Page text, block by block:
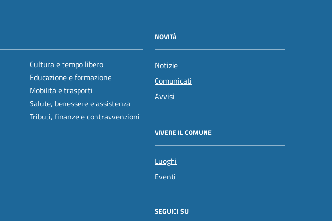
Cultura e tempo libero
Educazione e formazione
Mobilità e trasporti
Salute, benessere e assistenza
Tributi, finanze e contravvenzioni
NOVITÀ
Notizie
Comunicati
Avvisi
VIVERE IL COMUNE
Luoghi
Eventi
SEGUICI SU